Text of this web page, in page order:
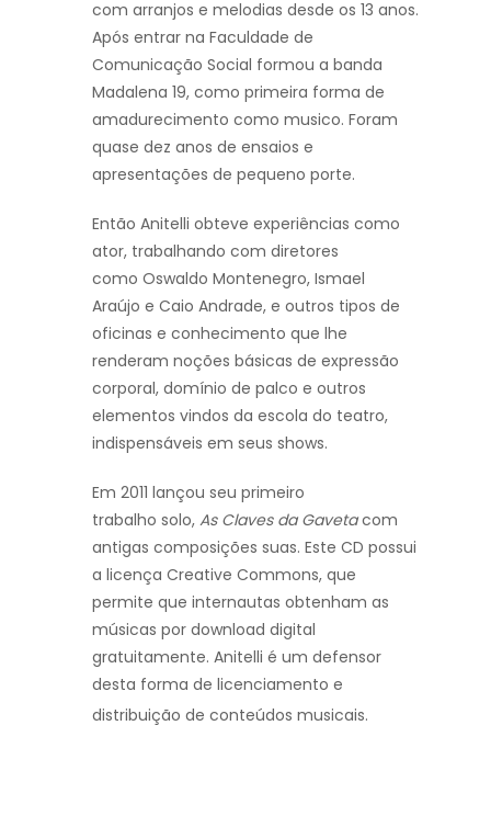
com arranjos e melodias desde os 13 anos.
Após entrar na Faculdade de
Comunicação Social formou a banda
Madalena 19, como primeira forma de
amadurecimento como musico. Foram
quase dez anos de ensaios e
apresentações de pequeno porte.
Então Anitelli obteve experiências como
ator, trabalhando com diretores
como Oswaldo Montenegro, Ismael
Araújo e Caio Andrade, e outros tipos de
oficinas e conhecimento que lhe
renderam noções básicas de expressão
corporal, domínio de palco e outros
elementos vindos da escola do teatro,
indispensáveis em seus shows.
Em 2011 lançou seu primeiro
trabalho solo, As Claves da Gavetacom
antigas composições suas. Este CD possui
a licença Creative Commons, que
permite que internautas obtenham as
músicas por download digital
gratuitamente. Anitelli é um defensor
desta forma de licenciamento e
distribuição de conteúdos musicais.